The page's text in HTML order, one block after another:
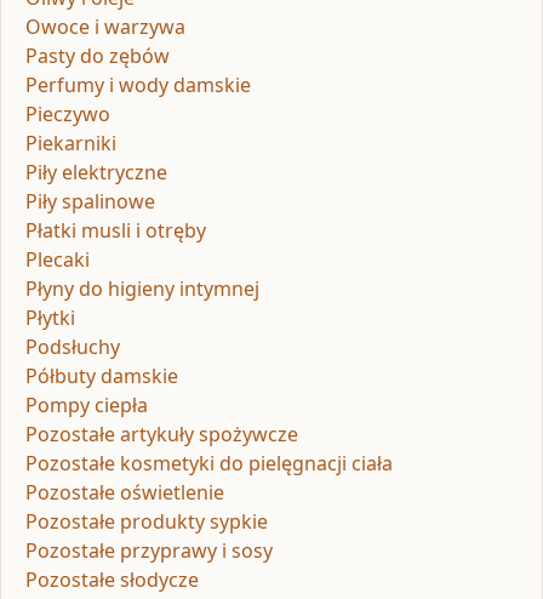
Owoce i warzywa
Pasty do zębów
Perfumy i wody damskie
Pieczywo
Piekarniki
Piły elektryczne
Piły spalinowe
Płatki musli i otręby
Plecaki
Płyny do higieny intymnej
Płytki
Podsłuchy
Półbuty damskie
Pompy ciepła
Pozostałe artykuły spożywcze
Pozostałe kosmetyki do pielęgnacji ciała
Pozostałe oświetlenie
Pozostałe produkty sypkie
Pozostałe przyprawy i sosy
Pozostałe słodycze